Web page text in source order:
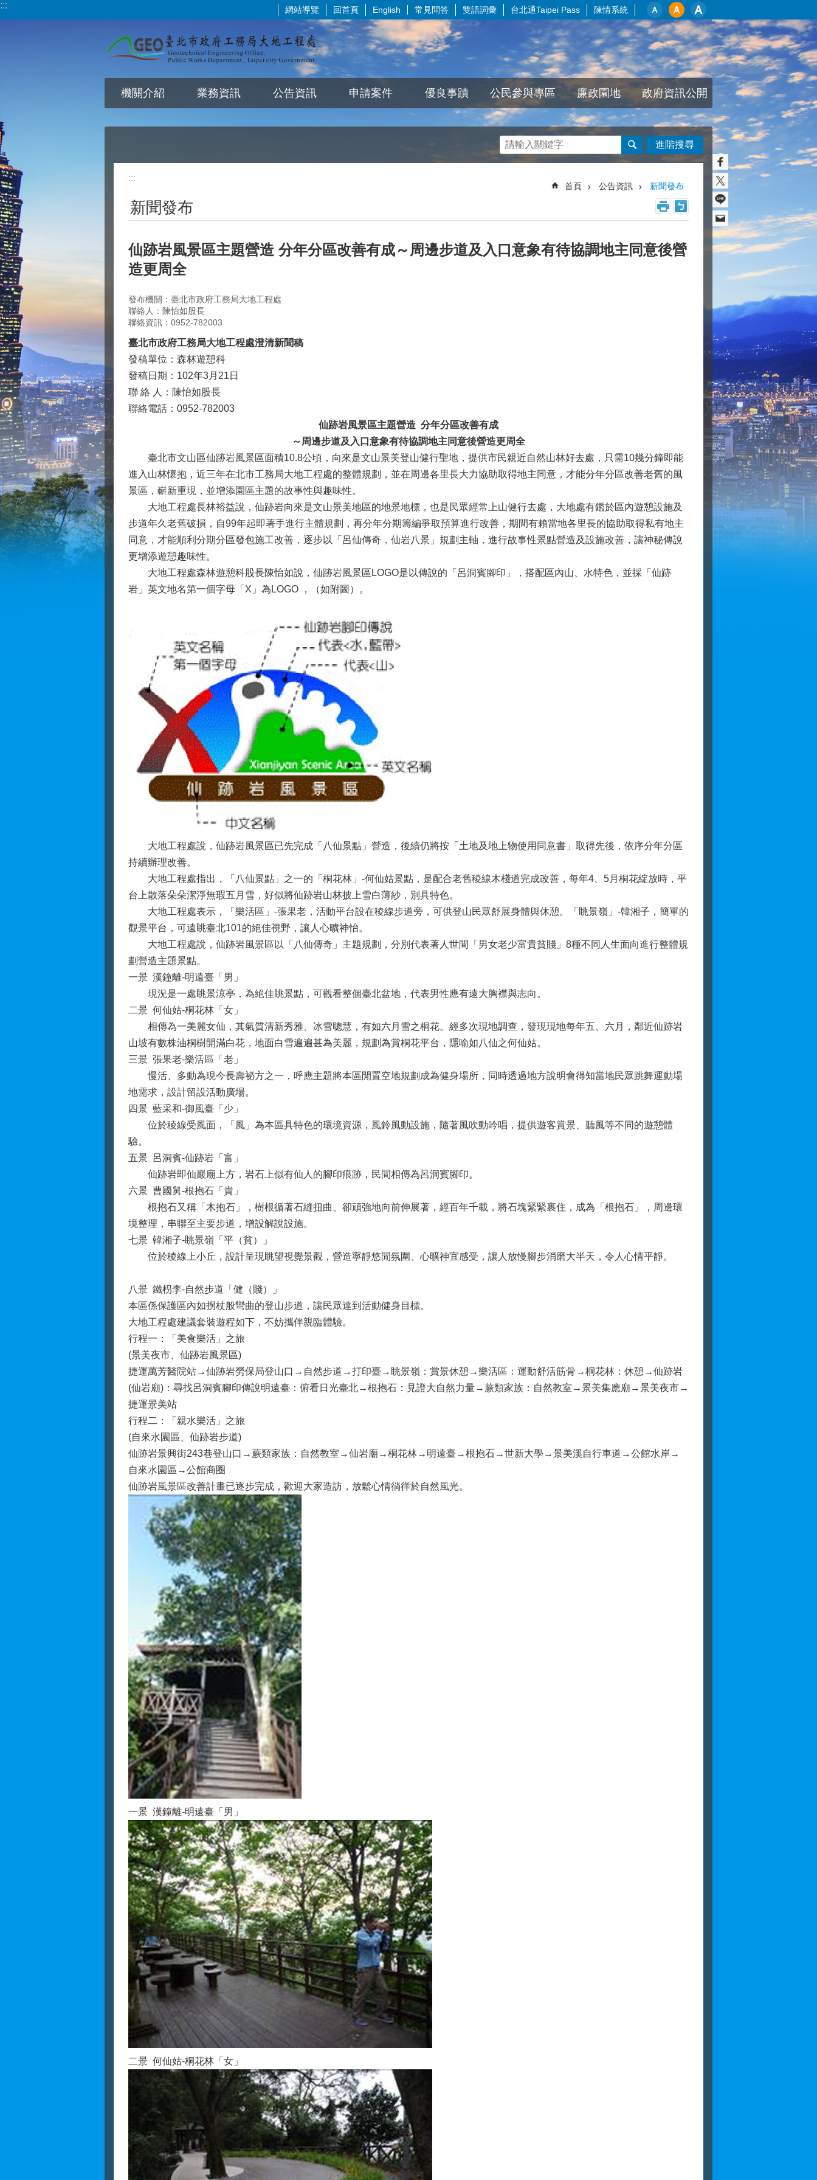
跳到主要內容區塊
::: 網站導覽 回首頁 English 常見問答 雙語詞彙 台北通Taipei Pass 陳情系統
機關介紹 業務資訊 公告資訊 申請案件 優良事蹟 公民參與專區 廉政園地 政府資訊公開
進階搜尋
:::
首頁 公告資訊 新聞發布
新聞發布
仙跡岩風景區主題營造 分年分區改善有成～周邊步道及入口意象有待協調地主同意後營
造更周全
發布機關：臺北市政府工務局大地工程處
聯絡人：陳怡如股長
聯絡資訊：0952-782003
臺北市政府工務局大地工程處澄清新聞稿
發稿單位：森林遊憩科
發稿日期：102年3月21日
聯 絡 人：陳怡如股長
聯絡電話：0952-782003
仙跡岩風景區主題營造 分年分區改善有成
～周邊步道及入口意象有待協調地主同意後營造更周全
臺北市文山區仙跡岩風景區面積10.8公頃，向來是文山景美登山健行聖地，提供市民親近自然山林好去處，只需10幾分鐘即能
進入山林懷抱，近三年在北市工務局大地工程處的整體規劃，並在周邊各里長大力協助取得地主同意，才能分年分區改善老舊的風
景區，嶄新重現，並增添園區主題的故事性與趣味性。
大地工程處長林裕益說，仙跡岩向來是文山景美地區的地景地標，也是民眾經常上山健行去處，大地處有鑑於區內遊憩設施及
步道年久老舊破損，自99年起即著手進行主體規劃，再分年分期籌編爭取預算進行改善，期間有賴當地各里長的協助取得私有地主
同意，才能順利分期分區發包施工改善，逐步以「呂仙傳奇，仙岩八景」規劃主軸，進行故事性景點營造及設施改善，讓神秘傳說
更增添遊憩趣味性。
大地工程處森林遊憩科股長陳怡如說，仙跡岩風景區LOGO是以傳說的「呂洞賓腳印」，搭配區內山、水特色，並採「仙跡
岩」英文地名第一個字母「X」為LOGO ，（如附圖）。
大地工程處說，仙跡岩風景區已先完成「八仙景點」營造，後續仍將按「土地及地上物使用同意書」取得先後，依序分年分區
持續辦理改善。
大地工程處指出，「八仙景點」之一的「桐花林」-何仙姑景點，是配合老舊稜線木棧道完成改善，每年4、5月桐花綻放時，平
台上散落朵朵潔淨無瑕五月雪，好似將仙跡岩山林披上雪白薄紗，別具特色。
大地工程處表示，「樂活區」-張果老，活動平台設在稜線步道旁，可供登山民眾舒展身體與休憩。「眺景嶺」-韓湘子，簡單的
觀景平台，可遠眺臺北101的絕佳視野，讓人心曠神怡。
大地工程處說，仙跡岩風景區以「八仙傳奇」主題規劃，分別代表著人世間「男女老少富貴貧賤」8種不同人生面向進行整體規
劃營造主題景點。
一景 漢鐘離-明遠臺「男」
現況是一處眺景涼亭，為絕佳眺景點，可觀看整個臺北盆地，代表男性應有遠大胸襟與志向。
二景 何仙姑-桐花林「女」
相傳為一美麗女仙，其氣質清新秀雅、冰雪聰慧，有如六月雪之桐花。經多次現地調查，發現現地每年五、六月，鄰近仙跡岩
山坡有數株油桐樹開滿白花，地面白雪遍遍甚為美麗，規劃為賞桐花平台，隱喻如八仙之何仙姑。
三景 張果老-樂活區「老」
慢活、多動為現今長壽祕方之一，呼應主題將本區閒置空地規劃成為健身場所，同時透過地方說明會得知當地民眾跳舞運動場
地需求，設計留設活動廣場。
四景 藍采和-御風臺「少」
位於稜線受風面，「風」為本區具特色的環境資源，風鈴風動設施，隨著風吹動吟唱，提供遊客賞景、聽風等不同的遊憩體
驗。
五景 呂洞賓-仙跡岩「富」
仙跡岩即仙巖廟上方，岩石上似有仙人的腳印痕跡，民間相傳為呂洞賓腳印。
六景 曹國舅-根抱石「貴」
根抱石又稱「木抱石」，樹根循著石縫扭曲、卻頑強地向前伸展著，經百年千載，將石塊緊緊裹住，成為「根抱石」，周邊環
境整理，串聯至主要步道，增設解說設施。
七景 韓湘子-眺景嶺「平（貧）」
位於稜線上小丘，設計呈現眺望視覺景觀，營造寧靜悠閒氛圍、心曠神宜感受，讓人放慢腳步消磨大半天，令人心情平靜。
八景 鐵枴李-自然步道「健（賤）」
本區係保護區內如拐杖般彎曲的登山步道，讓民眾達到活動健身目標。
大地工程處建議套裝遊程如下，不妨攜伴親臨體驗。
行程一：「美食樂活」之旅
(景美夜市、仙跡岩風景區)
捷運萬芳醫院站→仙跡岩勞保局登山口→自然步道→打印臺→眺景嶺：賞景休憩→樂活區：運動舒活筋骨→桐花林：休憩→仙跡岩
(仙岩廟)：尋找呂洞賓腳印傳說明遠臺：俯看日光臺北→根抱石：見證大自然力量→蕨類家族：自然教室→景美集應廟→景美夜市→
捷運景美站
行程二：「親水樂活」之旅
(自來水園區、仙跡岩步道)
仙跡岩景興街243巷登山口→蕨類家族：自然教室→仙岩廟→桐花林→明遠臺→根抱石→世新大學→景美溪自行車道→公館水岸→
自來水園區→公館商圈
仙跡岩風景區改善計畫已逐步完成，歡迎大家造訪，放鬆心情徜徉於自然風光。
一景 漢鐘離-明遠臺「男」
二景 何仙姑-桐花林「女」